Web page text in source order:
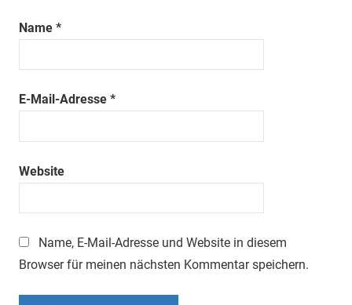
Name *
E-Mail-Adresse *
Website
Name, E-Mail-Adresse und Website in diesem
Browser für meinen nächsten Kommentar speichern.